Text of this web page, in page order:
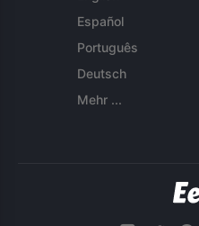
Español
Português
Deutsch
Mehr ...